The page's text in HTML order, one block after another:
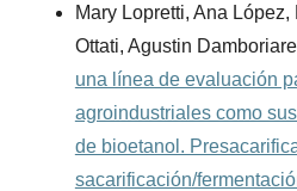
Mary Lopretti, Ana
Ottati, Agustin
una línea de evaluación
agroindustriales como
de bioetanol.
sacarificación/